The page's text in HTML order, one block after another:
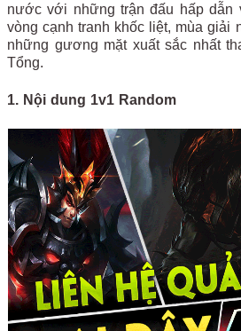
nước với những trận đấu hấp dẫn
vòng cạnh tranh khốc liệt, mùa giải
những gương mặt xuất sắc nhất
Tổng.
1. Nội dung 1v1 Random